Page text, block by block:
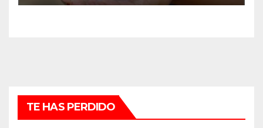
TE HAS PERDIDO